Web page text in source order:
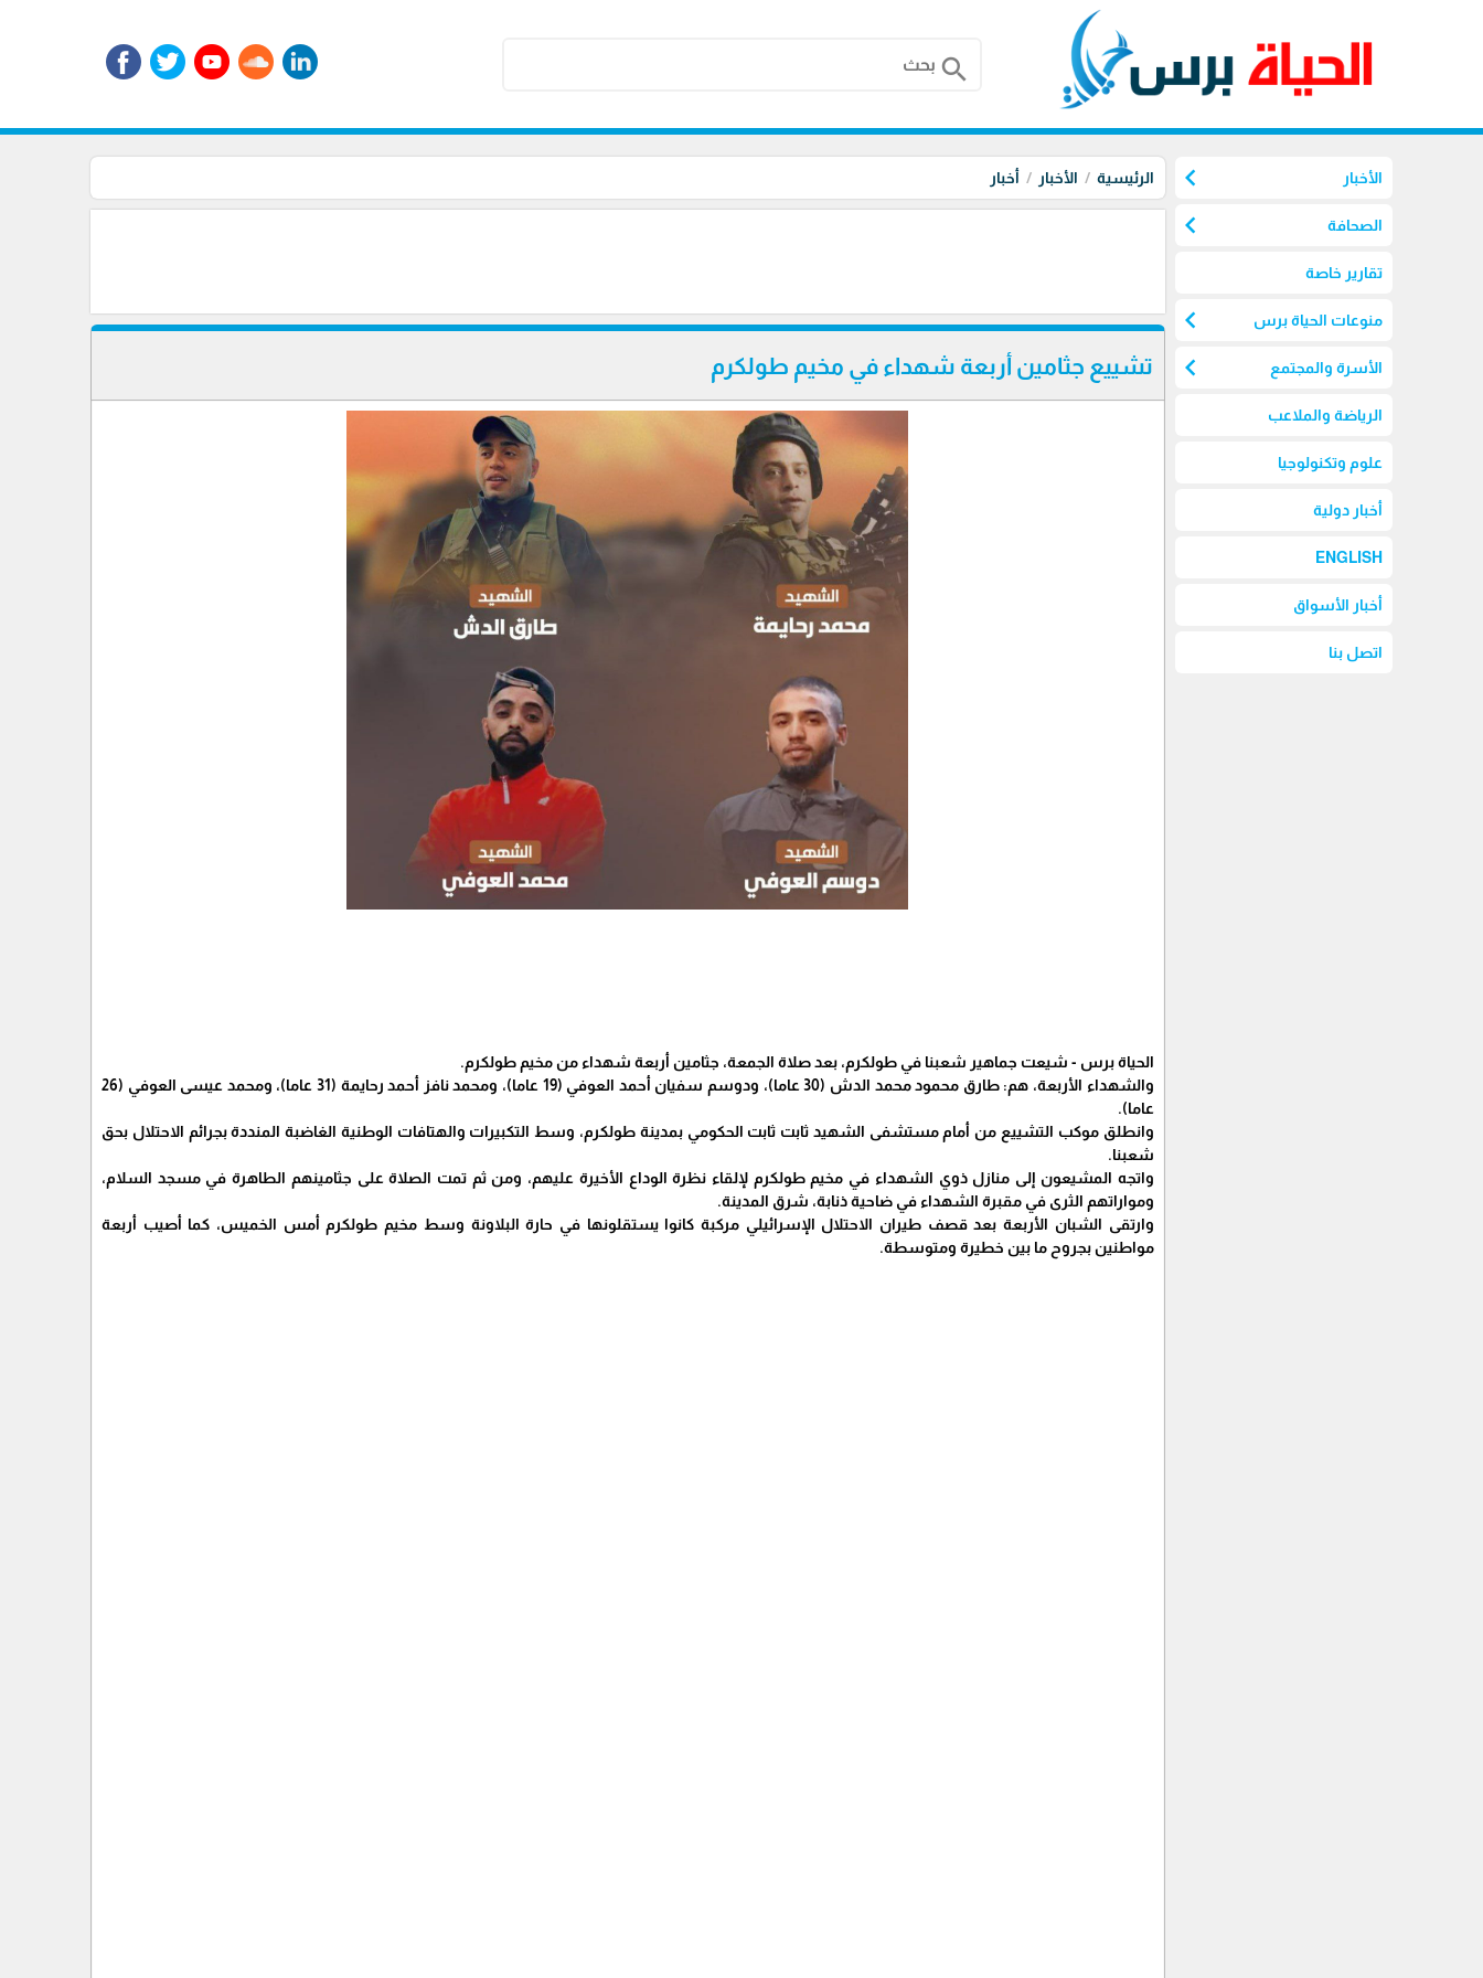
search
الأخبار chevron_left
الصحافة chevron_left
تقارير خاصة
منوعات الحياة برس chevron_left
الأسرة والمجتمع chevron_left
الرياضة والملاعب
علوم وتكنولوجيا
أخبار دولية
ENGLISH
أخبار الأسواق
اتصل بنا
الرئيسية الأخبار أخبار
تشييع جثامين أربعة شهداء في مخيم طولكرم
الحياة برس - شيعت جماهير شعبنا في طولكرم، بعد صلاة الجمعة، جثامين أربعة شهداء من مخيم طولكرم.
والشهداء الأربعة، هم: طارق محمود محمد الدش (30 عاما)، ودوسم سفيان أحمد العوفي (19 عاما)، ومحمد نافز أحمد رحايمة (31 عاما)، ومحمد عيسى العوفي (26
عاما).
وانطلق موكب التشييع من أمام مستشفى الشهيد ثابت ثابت الحكومي بمدينة طولكرم، وسط التكبيرات والهتافات الوطنية الغاضبة المنددة بجرائم الاحتلال بحق
شعبنا.
واتجه المشيعون إلى منازل ذوي الشهداء في مخيم طولكرم لإلقاء نظرة الوداع الأخيرة عليهم، ومن ثم تمت الصلاة على جثامينهم الطاهرة في مسجد السلام،
ومواراتهم الثرى في مقبرة الشهداء في ضاحية ذنابة، شرق المدينة.
وارتقى الشبان الأربعة بعد قصف طيران الاحتلال الإسرائيلي مركبة كانوا يستقلونها في حارة البلاونة وسط مخيم طولكرم أمس الخميس، كما أصيب أربعة
مواطنين بجروح ما بين خطيرة ومتوسطة.